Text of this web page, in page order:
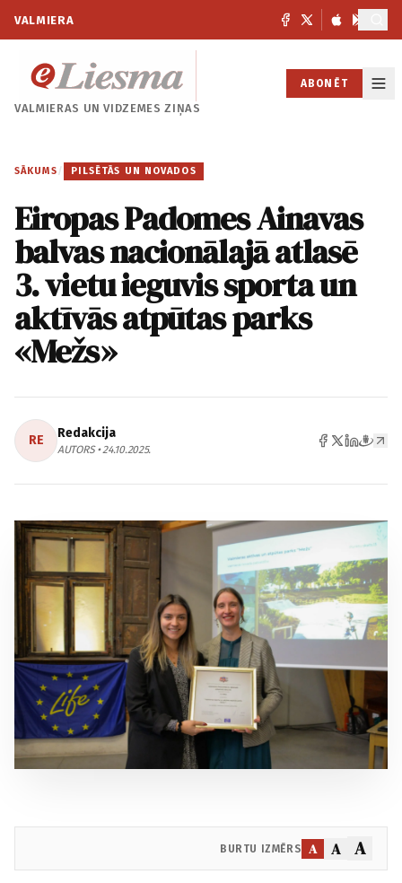
VALMIERA
VALMIERAS UNVIDZEMES ZIŅAS
ABONĒT
SĀKUMS / PILSĒTĀS UN NOVADOS
Eiropas Padomes Ainavas
balvas nacionālajā atlasē
3. vietu ieguvis sporta un
aktīvās atpūtas parks
«Mežs»
RE Redakcija
AUTORS • 24.10.2025.
BURTU IZMĒRS A A A